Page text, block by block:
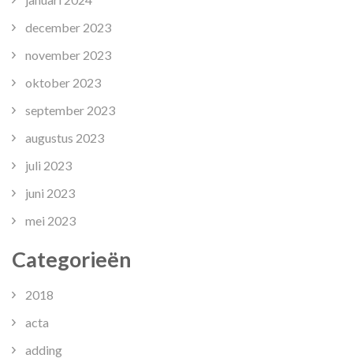
december 2023
november 2023
oktober 2023
september 2023
augustus 2023
juli 2023
juni 2023
mei 2023
Categorieën
2018
acta
adding